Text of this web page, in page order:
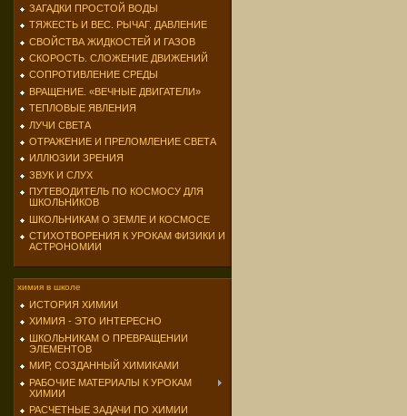
ЗАГАДКИ ПРОСТОЙ ВОДЫ
ТЯЖЕСТЬ И ВЕС. РЫЧАГ. ДАВЛЕНИЕ
СВОЙСТВА ЖИДКОСТЕЙ И ГАЗОВ
СКОРОСТЬ. СЛОЖЕНИЕ ДВИЖЕНИЙ
СОПРОТИВЛЕНИЕ СРЕДЫ
ВРАЩЕНИЕ. «ВЕЧНЫЕ ДВИГАТЕЛИ»
ТЕПЛОВЫЕ ЯВЛЕНИЯ
ЛУЧИ СВЕТА
ОТРАЖЕНИЕ И ПРЕЛОМЛЕНИЕ СВЕТА
ИЛЛЮЗИИ ЗРЕНИЯ
ЗВУК И СЛУХ
ПУТЕВОДИТЕЛЬ ПО КОСМОСУ ДЛЯ
ШКОЛЬНИКОВ
ШКОЛЬНИКАМ О ЗЕМЛЕ И КОСМОСЕ
СТИХОТВОРЕНИЯ К УРОКАМ ФИЗИКИ И
АСТРОНОМИИ
химия в школе
ИСТОРИЯ ХИМИИ
ХИМИЯ - ЭТО ИНТЕРЕСНО
ШКОЛЬНИКАМ О ПРЕВРАЩЕНИИ
ЭЛЕМЕНТОВ
МИР, СОЗДАННЫЙ ХИМИКАМИ
РАБОЧИЕ МАТЕРИАЛЫ К УРОКАМ
ХИМИИ
РАСЧЕТНЫЕ ЗАДАЧИ ПО ХИМИИ